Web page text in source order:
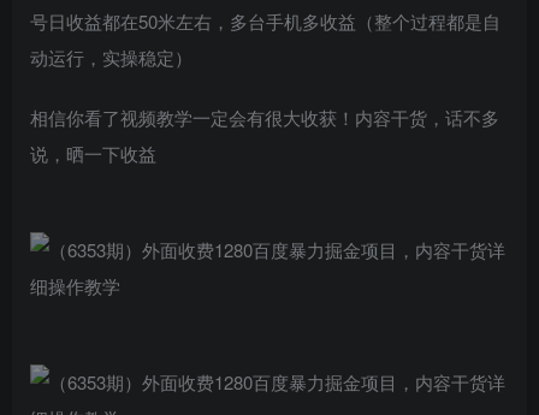
号日收益都在50米左右，多台手机多收益（整个过程都是自
动运行，实操稳定）
相信你看了视频教学一定会有很大收获！内容干货，话不多
说，晒一下收益